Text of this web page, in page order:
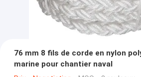
76 mm 8 fils de corde en nylon
marine pour chantier naval